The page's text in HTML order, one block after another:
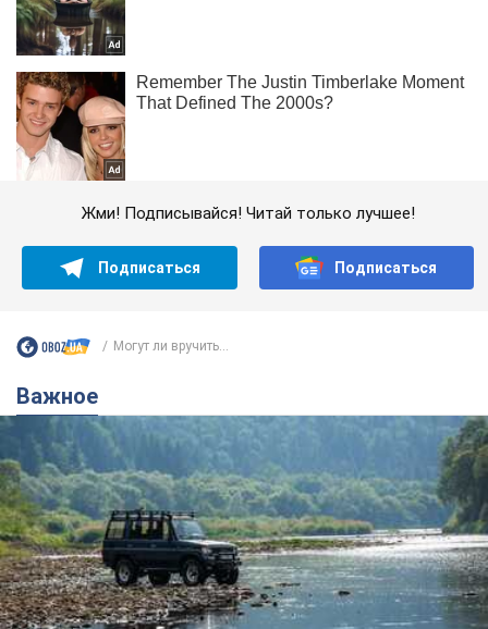
Жми! Подписывайся! Читай только лучшее!
Подписаться Подписаться
Могут ли вручить...
Важное